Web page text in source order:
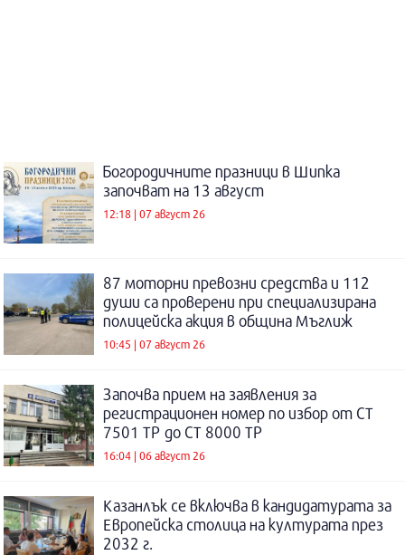
Богородичните празници в Шипка
започват на 13 август
12:18 | 07 август 26
87 моторни превозни средства и 112
души са проверени при специализирана
полицейска акция в община Мъглиж
10:45 | 07 август 26
Започва прием на заявления за
регистрационен номер по избор от СТ
7501 ТР до СТ 8000 ТР
16:04 | 06 август 26
Казанлък се включва в кандидатурата за
Европейска столица на културата през
2032 г.